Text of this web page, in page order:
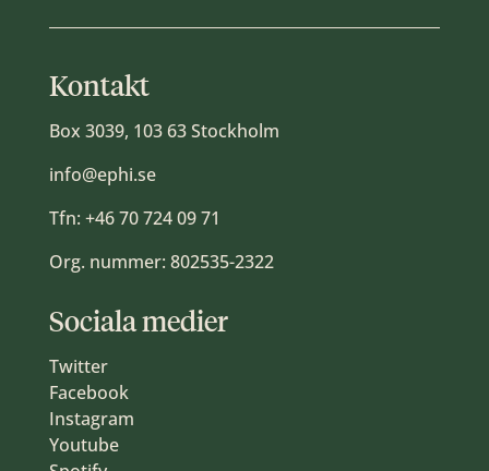
Kontakt
Box 3039, 103 63 Stockholm
info@ephi.se
Tfn: +46 70 724 09 71
Org. nummer: 802535-2322
Sociala medier
Twitter
Facebook
Instagram
Youtube